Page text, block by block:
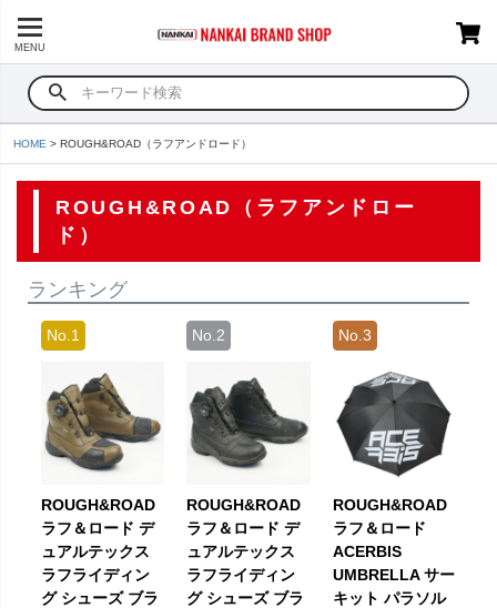
MENU
HOME ROUGH&ROAD（ラフアンドロード）
ROUGH&ROAD（ラフアンドロー
ド）
ランキング
ROUGH&ROAD
ラフ＆ロード デ
ュアルテックス
ラフライディン
グ シューズ ブラ
ROUGH&ROAD
ラフ＆ロード デ
ュアルテックス
ラフライディン
グ シューズ ブラ
ROUGH&ROAD
ラフ＆ロード
ACERBIS
UMBRELLA サー
キット パラソル